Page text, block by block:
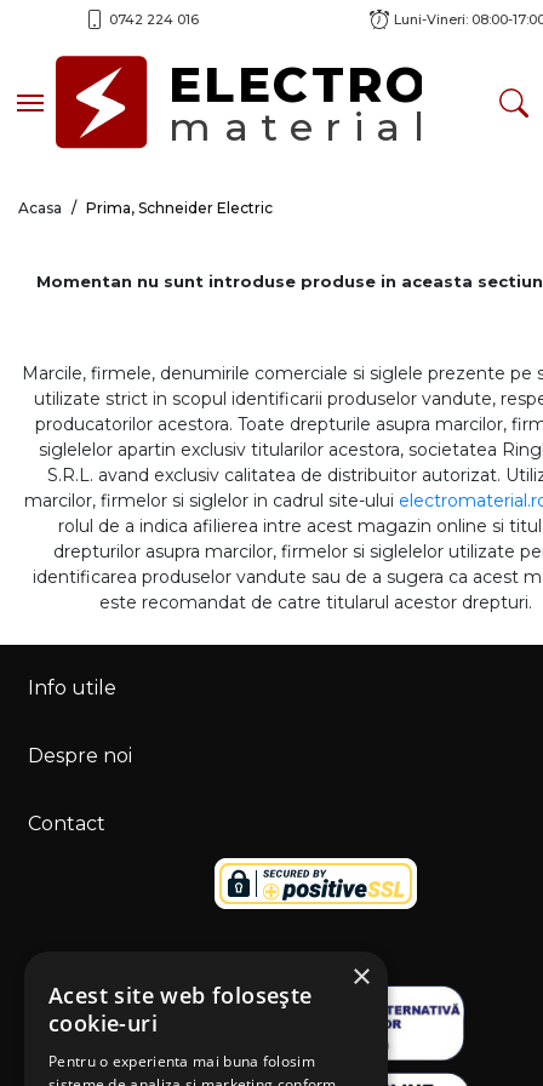
0742 224 016 Luni-Vineri: 08:00-
Toggle navigationELECTRO
material
Acasa Prima, Schneider Electric
Momentan nu sunt introduse produse in aceasta
Marcile, firmele, denumirile comerciale si siglele prezente pe
utilizate strict in scopul identificarii produselor vandute,
producatorilor acestora. Toate drepturile asupra marcilor,
siglelelor apartin exclusiv titularilor acestora, societatea
S.R.L. avand exclusiv calitatea de distribuitor autorizat.
marcilor, firmelor si siglelor in cadrul site-ului
rolul de a indica afilierea intre acest magazin online si
drepturilor asupra marcilor, firmelor si siglelelor utilizate
identificarea produselor vandute sau de a sugera ca acest
este recomandat de catre titularul acestor drepturi.
Info utile
Despre noi
Contact
×
Acest site web folosește
cookie-uri
Pentru o experienta mai buna folosim